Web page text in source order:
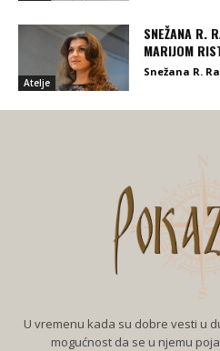
Atelje
SNEŽANA R.
MARIJOM
Snežana R.
U vremenu kada su dobre vesti u
mogućnost da se u njemu